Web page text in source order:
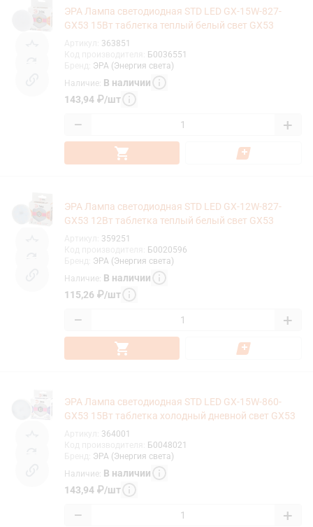
ЭРА Лампа светодиодная STD LED GX-15W-827-
GX53 15Вт таблетка теплый белый свет GX53
363851
Б0036551
ЭРА (Энергия света)
Наличие: В наличии
143,94 ₽/шт
− +
ЭРА Лампа светодиодная STD LED GX-12W-827-
GX53 12Вт таблетка теплый белый свет GX53
359251
Б0020596
ЭРА (Энергия света)
Наличие: В наличии
115,26 ₽/шт
− +
ЭРА Лампа светодиодная STD LED GX-15W-860-
GX53 15Вт таблетка холодный дневной свет GX53
364001
Б0048021
ЭРА (Энергия света)
Наличие: В наличии
143,94 ₽/шт
− +